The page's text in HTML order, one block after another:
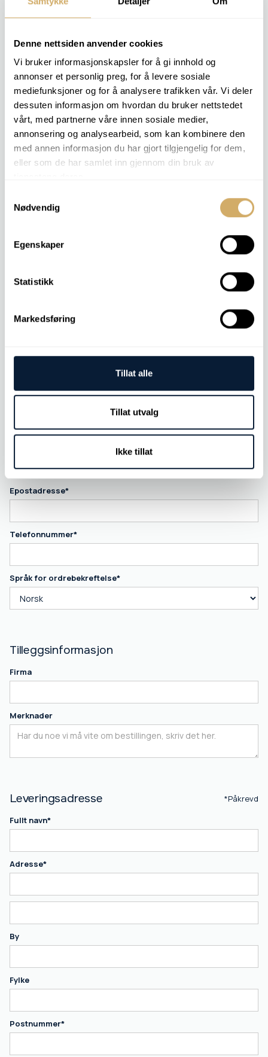
Denne nettsiden anvender cookies
Vi bruker informasjonskapsler for å gi innhold og
annonser et personlig preg, for å levere sosiale
mediefunksjoner og for å analysere trafikken vår. Vi deler
dessuten informasjon om hvordan du bruker nettstedet
vårt, med partnerne våre innen sosiale medier,
annonsering og analysearbeid, som kan kombinere den
med annen informasjon du har gjort tilgjengelig for dem,
eller som de har samlet inn gjennom din bruk av
Nødvendig
Egenskaper
Statistikk
Markedsføring
Tillat alle
Tillat utvalg
Ikke tillat
Prøvetakingspumpe
Prøvetakingspumpe for å ta ut en prøve uten
forurensinger utenfra
Slange for å gjennomføre prøvetaking.
Oppgi ønsket antall meter.
Etikettark
registrert på kundenummeret.
Kundeinformasjon
*Påkrevd
Epostadresse*
Telefonnummer*
Språk for ordrebekreftelse*
Tilleggsinformasjon
Firma
Merknader
Leveringsadresse
*Påkrevd
Fullt navn*
Adresse*
By
Fylke
Postnummer*